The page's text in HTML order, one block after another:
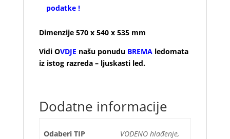
podatke !
Dimenzije 570 x 540 x 535 mm
Vidi OVDJE našu ponudu BREMAledomata
iz istog razreda – ljuskasti led.
Dodatne informacije
Odaberi TIP VODENO hlađenje,